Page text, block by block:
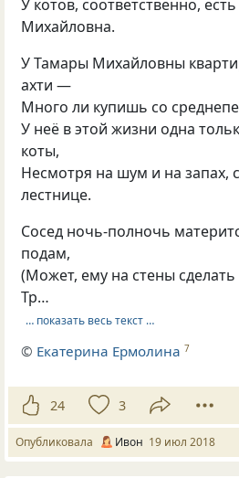
У котов, соответственно,
Михайловна.
У Тамары Михайловны
ахти —
Много ли купишь со
У неё в этой жизни одна
коты,
Несмотря на шум и на запах,
лестнице.
Сосед ночь-полночь
подам,
(Может, ему на стены
Тр…
… показать весь текст …
© Екатерина Ермолина 7
24 3
Опубликовала Ивон 19 июл 2018